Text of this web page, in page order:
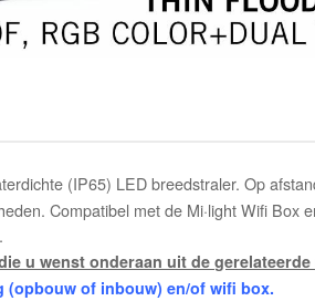
(IP65) LED breedstraler. Op
Compatibel met de Mi·light Wifi Box
u wenst onderaan uit de
of inbouw) en/of wifi box.